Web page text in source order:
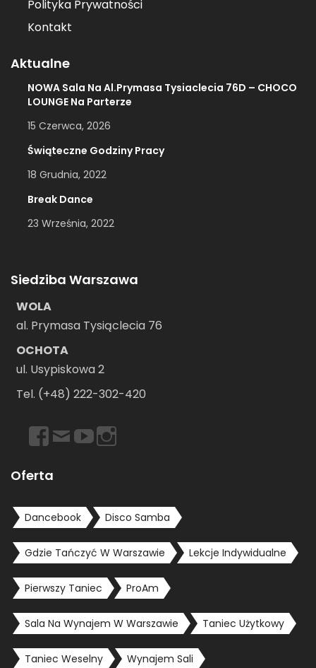
Polityka Prywatności
Kontakt
Aktualne
NOWA Sala Na Al.Prymasa Tysiaclecia 76D – CHOCO
LOUNGE Na Parterze
15 Czerwca, 2026
Świąteczne Godziny Pracy
18 Grudnia, 2022
Break Dance
23 Września, 2022
Siedziba Warszawa
WOLA
al. Prymasa Tysiąclecia 76
OCHOTA
ul. Usypiskowa 2
Tel. (+48) 222-302-420
https://www.facebook.com/dancebookwarszawa
Emailhttps://www.youtube.com/user/dancebookpl
Oferta
Dancebook Disco Samba
Gdzie Tańczyć W Warszawie Lekcje Indywidualne
Pierwszy Taniec ProAm
Sala Na Wynajem W Warszawie Taniec Użytkowy
Taniec Weselny Wynajem Sali